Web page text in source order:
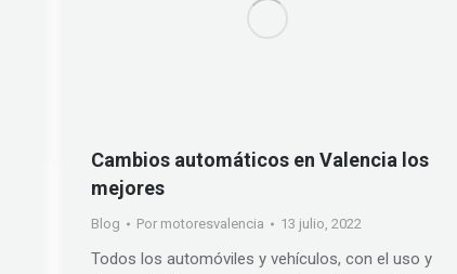
Cambios automáticos en Valencia los
mejores
Blog Por motoresvalencia 13 julio, 2022
Todos los automóviles y vehículos, con el uso y